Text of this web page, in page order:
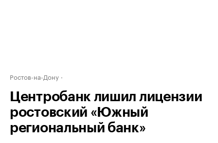
Ростов-на-Дону
Центробанк лишил лицензии
ростовский «Южный
региональный банк»